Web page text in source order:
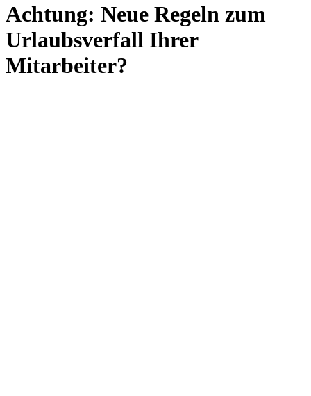
Achtung: Neue Regeln zum
Urlaubsverfall Ihrer
Mitarbeiter?